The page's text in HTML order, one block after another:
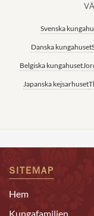
Svenska
Danska kungahuset
Belgiska kungahuset
Japanska kejsarhuset
SITEMAP
Hem
Kungafamiljen